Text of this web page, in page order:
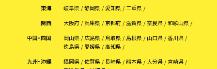
東海
岐阜県 静岡県 愛知県
三重県
関西
大阪府 兵庫県 京都府 滋賀県 奈良県
和歌山県
中国・四国
岡山県 広島県 鳥取県 島根県 山口県
香川県
徳島県
愛媛県
高知県
九州・沖縄
福岡県 佐賀県 長崎県 熊本県 大分県
宮崎県